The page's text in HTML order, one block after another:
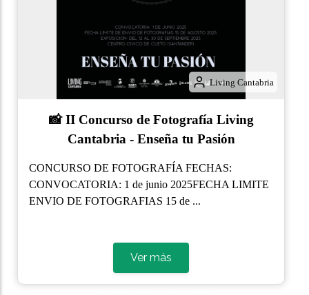
FRISUELOS DE LIÉBANA
Los frisuelos son un postre típico de la zona de
Cabuérniga, Polaciones y Liéba...
Ver más